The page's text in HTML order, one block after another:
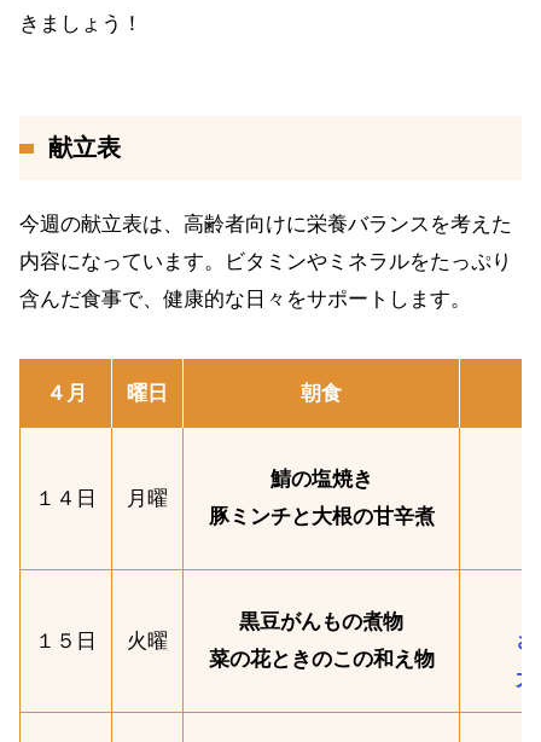
きましょう！
献立表
今週の献立表は、高齢者向けに栄養バランスを考えた
内容になっています。ビタミンやミネラルをたっぷり
含んだ食事で、健康的な日々をサポートします。
４月 曜日 朝食
１４日 月曜
鯖の塩焼き
豚ミンチと大根の甘辛煮
１５日 火曜
黒豆がんもの煮物
菜の花ときのこの和え物